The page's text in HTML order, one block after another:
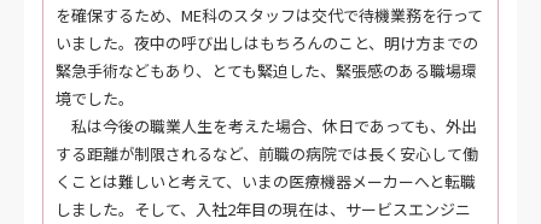
を確保するため、ME科のスタッフは交代で待機業務を行って
いました。夜中の呼び出しはもちろんのこと、明け方までの
緊急手術などもあり、とても緊迫した、緊張感のある職場環
境でした。
私は今後の職業人生を考えた場合、休日であっても、外出
する距離が制限されるなど、前職の病院では長く安心して働
くことは難しいと考えて、いまの医療機器メーカーへと転職
しました。そして、入社2年目の現在は、サービスエンジニ